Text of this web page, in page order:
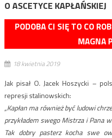
O ASCETYCE KAPŁAŃSKIEJ
PODOBA CI SIĘ TO CO
MAGNA
18 kwietnia 2019
Jak pisał O. Jacek Hoszycki –
represji stalinowskich:
„Kapłan ma również być ludowi
przykładem swego Mistrza i Pana
Tak dobry pasterz kocha swe